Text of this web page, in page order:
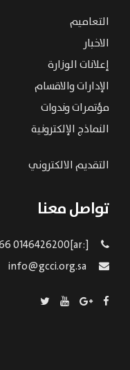
التعاميم
الاخبار
إعلانات الوزارة
الإدارات والاقسام
مؤتمرات وندوات
النماذج الإلكترونية
التقديم الالكتروني
تواصل معنا
[:ar]966146426200+[:en]+966 0146426200[:]